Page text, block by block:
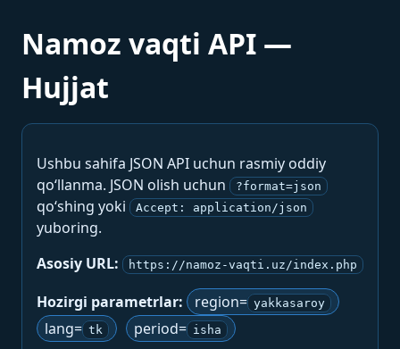
Namoz vaqti API —
Hujjat
Ushbu sahifa JSON API uchun rasmiy oddiy
qo‘llanma. JSON olish uchun
?format=json
qo‘shing yoki Accept: application/json
yuboring.
Asosiy URL:
https://namoz-vaqti.uz/index.php
Hozirgi parametrlar: region= yakkasaroy
lang= tk period= isha